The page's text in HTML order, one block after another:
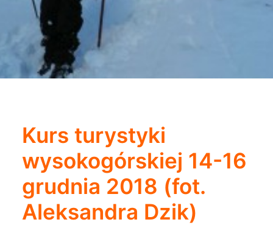
Kurs turystyki
wysokogórskiej 14-16
grudnia 2018 (fot.
Aleksandra Dzik)